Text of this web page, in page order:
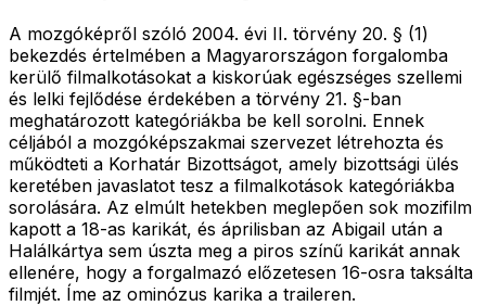
A mozgóképről szóló 2004. évi II. törvény 20. § (1)
bekezdés értelmében a Magyarországon forgalomba
kerülő filmalkotásokat a kiskorúak egészséges szellemi
és lelki fejlődése érdekében a törvény 21. §-ban
meghatározott kategóriákba be kell sorolni. Ennek
céljából a mozgóképszakmai szervezet létrehozta és
működteti a Korhatár Bizottságot, amely bizottsági ülés
keretében javaslatot tesz a filmalkotások kategóriákba
sorolására. Az elmúlt hetekben meglepően sok mozifilm
kapott a 18-as karikát, és áprilisban az Abigail után a
Halálkártya sem úszta meg a piros színű karikát annak
ellenére, hogy a forgalmazó előzetesen 16-osra taksálta
filmjét. Íme az ominózus karika a traileren.